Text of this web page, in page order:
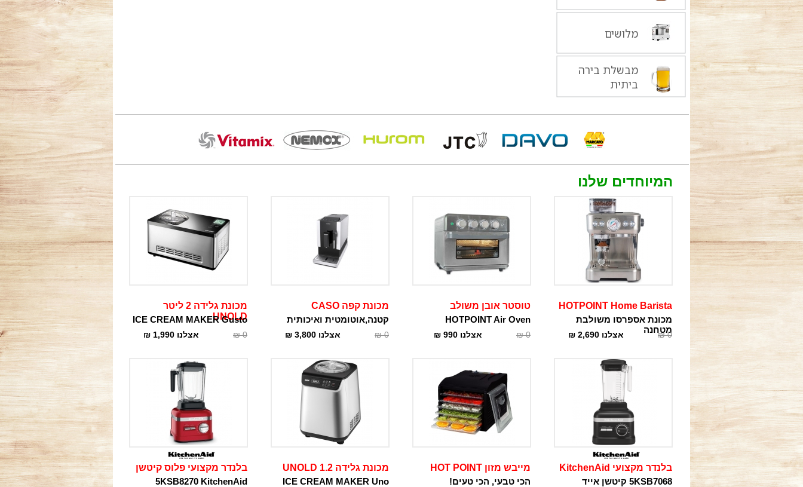
מלושים
מבשלת בירה
ביתית
המיוחדים שלנו
HOTPOINT Home Barista
מכונת אספרסו משולבת
מטחנה
0
₪ אצלנו 2,690
₪
טוסטר אובן משולב
HOTPOINT Air Oven
0
₪ אצלנו 990
₪
מכונת קפה CASO
קטנה,אוטומטית ואיכותית
0
₪ אצלנו 3,800
₪
מכונת גלידה 2 ליטר
UNOLD
ICE CREAM MAKER Gusto
0
₪ אצלנו 1,990
₪
בלנדר מקצועי KitchenAid
5KSB7068 קיטשן אייד
מייבש מזון HOT POINT
הכי טבעי, הכי טעים!
מכונת גלידה 1.2 UNOLD
ICE CREAM MAKER Uno
בלנדר מקצועי פלוס קיטשן
5KSB8270 KitchenAid